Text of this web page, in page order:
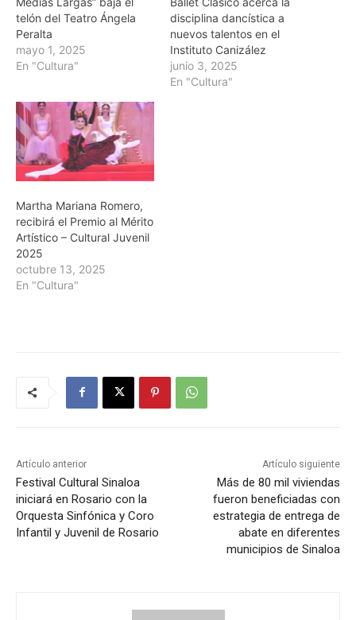
telón del Teatro Ángela
Peralta
mayo 1, 2025
En "Cultura"
disciplina dancística a
nuevos talentos en el
Instituto Canizález
junio 3, 2025
En "Cultura"
Martha Mariana Romero,
recibirá el Premio al Mérito
Artístico – Cultural Juvenil
2025
octubre 13, 2025
En "Cultura"
Artículo anterior
Festival Cultural Sinaloa
iniciará en Rosario con la
Orquesta Sinfónica y Coro
Infantil y Juvenil de Rosario
Artículo siguiente
Más de 80 mil viviendas
fueron beneficiadas con
estrategia de entrega de
abate en diferentes
municipios de Sinaloa